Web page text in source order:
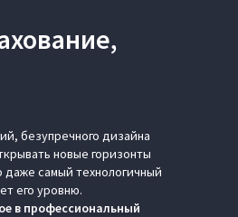
безупречного дизайна
новые горизонты
самый технологичный
его уровню.
в профессиональный